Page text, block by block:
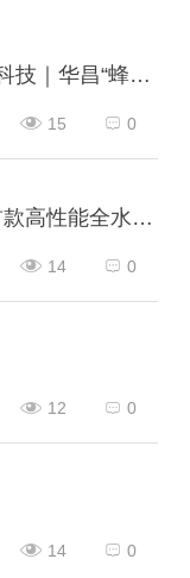
创造“百公里破6”世界纪录的鞋面科技｜华昌“蜂鸟翼网纱”定义极致轻量
0
15
0碳、0毒、0废｜华昌发布全球首款高性能全水性鞋革“三零生态皮”
0
14
0
12
0
14